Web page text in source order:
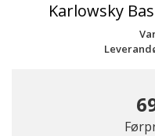
Karlowsky